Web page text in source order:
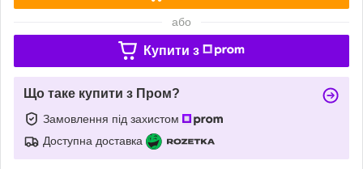
або
Купити з
Що таке купити з Пром?
Замовлення під захистом
Доступна доставка